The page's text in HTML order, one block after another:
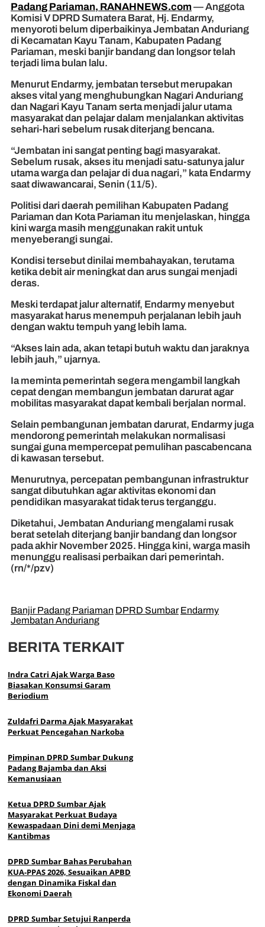
Padang Pariaman, RANAHNEWS.com— Anggota
Komisi V DPRD Sumatera Barat, Hj. Endarmy,
menyoroti belum diperbaikinya Jembatan Anduriang
di Kecamatan Kayu Tanam, Kabupaten Padang
Pariaman, meski banjir bandang dan longsor telah
terjadi lima bulan lalu.
Menurut Endarmy, jembatan tersebut merupakan
akses vital yang menghubungkan Nagari Anduriang
dan Nagari Kayu Tanam serta menjadi jalur utama
masyarakat dan pelajar dalam menjalankan aktivitas
sehari-hari sebelum rusak diterjang bencana.
“Jembatan ini sangat penting bagi masyarakat.
Sebelum rusak, akses itu menjadi satu-satunya jalur
utama warga dan pelajar di dua nagari,” kata Endarmy
saat diwawancarai, Senin (11/5).
Politisi dari daerah pemilihan Kabupaten Padang
Pariaman dan Kota Pariaman itu menjelaskan, hingga
kini warga masih menggunakan rakit untuk
menyeberangi sungai.
Kondisi tersebut dinilai membahayakan, terutama
ketika debit air meningkat dan arus sungai menjadi
deras.
Meski terdapat jalur alternatif, Endarmy menyebut
masyarakat harus menempuh perjalanan lebih jauh
dengan waktu tempuh yang lebih lama.
“Akses lain ada, akan tetapi butuh waktu dan jaraknya
lebih jauh,” ujarnya.
Ia meminta pemerintah segera mengambil langkah
cepat dengan membangun jembatan darurat agar
mobilitas masyarakat dapat kembali berjalan normal.
Selain pembangunan jembatan darurat, Endarmy juga
mendorong pemerintah melakukan normalisasi
sungai guna mempercepat pemulihan pascabencana
di kawasan tersebut.
Menurutnya, percepatan pembangunan infrastruktur
sangat dibutuhkan agar aktivitas ekonomi dan
pendidikan masyarakat tidak terus terganggu.
Diketahui, Jembatan Anduriang mengalami rusak
berat setelah diterjang banjir bandang dan longsor
pada akhir November 2025. Hingga kini, warga masih
menunggu realisasi perbaikan dari pemerintah.
(rn/*/pzv)
Banjir Padang Pariaman DPRD Sumbar Endarmy
Jembatan Anduriang
BERITA TERKAIT
Indra Catri Ajak Warga Baso
Biasakan Konsumsi Garam
Beriodium
Zuldafri Darma Ajak Masyarakat
Perkuat Pencegahan Narkoba
Pimpinan DPRD Sumbar Dukung
Padang Bajamba dan Aksi
Kemanusiaan
Ketua DPRD Sumbar Ajak
Masyarakat Perkuat Budaya
Kewaspadaan Dini demi Menjaga
Kantibmas
DPRD Sumbar Bahas Perubahan
KUA-PPAS 2026, Sesuaikan APBD
dengan Dinamika Fiskal dan
Ekonomi Daerah
DPRD Sumbar Setujui Ranperda